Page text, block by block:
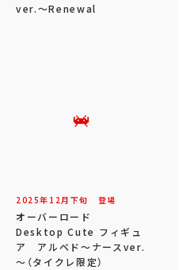
ver.～Renewal
2025年 12 月 下旬 登場
オーバーロード
Desktop Cute フィギュ
ア アルベド～ナースver.
～（タイクレ限定）